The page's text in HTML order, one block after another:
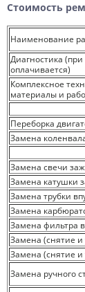
Стоимость
Наименование
Диагностика
оплачивается)
Комплексное
материалы и
Переборка
Замена
Замена свечи
Замена катушки
Замена трубки
Замена
Замена фильтра
Замена (снятие и
Замена (снятие и
Замена ручного